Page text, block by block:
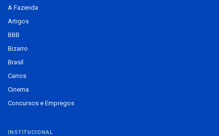
A Fazenda
Artigos
BBB
Bizarro
Brasil
Carros
Cinema
Concursos e Empregos
INSTITUCIONAL